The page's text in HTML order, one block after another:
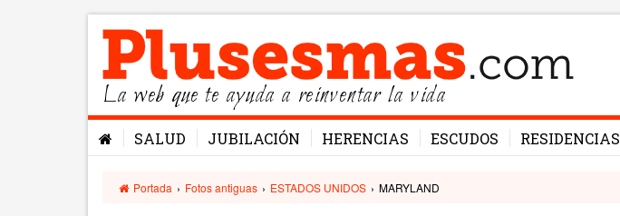
La web que te ayuda a reinventar la vida
SALUD JUBILACIÓN HERENCIAS ESCUDOS RESIDENCIAS
Portada › Fotos antiguas › ESTADOS UNIDOS › MARYLAND